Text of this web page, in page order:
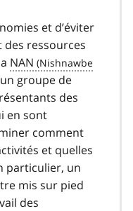
et d’éviter
des ressources
NAN
groupe de
des
en sont
comment
et quelles
particulier, un
mis sur pied
des